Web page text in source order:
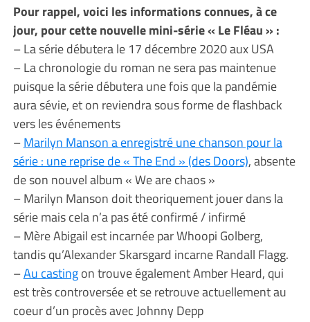
Pour rappel, voici les informations connues, à ce
jour, pour cette nouvelle mini-série « Le Fléau » :
– La série débutera le 17 décembre 2020 aux USA
– La chronologie du roman ne sera pas maintenue
puisque la série débutera une fois que la pandémie
aura sévie, et on reviendra sous forme de flashback
vers les événements
–Marilyn Manson a enregistré une chanson pour la
série : une reprise de « The End » (des Doors), absente
de son nouvel album « We are chaos »
– Marilyn Manson doit theoriquement jouer dans la
série mais cela n’a pas été confirmé / infirmé
– Mère Abigail est incarnée par Whoopi Golberg,
tandis qu’Alexander Skarsgard incarne Randall Flagg.
–Au castingon trouve également Amber Heard, qui
est très controversée et se retrouve actuellement au
coeur d’un procès avec Johnny Depp